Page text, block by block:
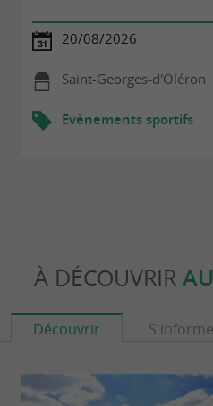
20/08/2026
Saint-Georges-d'Oléron
Evènements sportifs
À DÉCOUVRIR
Découvrir